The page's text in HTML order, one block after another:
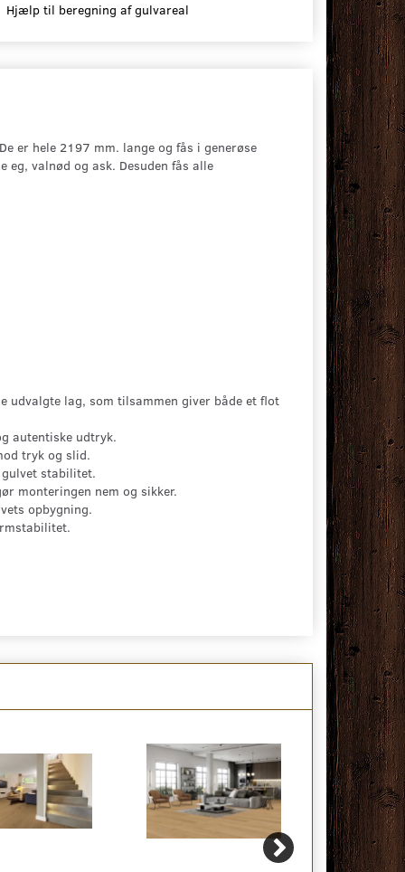
Hjælp til beregning af gulvareal
er hele 2197 mm. lange og fås i generøse
valnød og ask. Desuden fås alle
udvalgte lag, som tilsammen giver både et flot
autentiske udtryk.
tryk og slid.
stabilitet.
monteringen nem og sikker.
opbygning.